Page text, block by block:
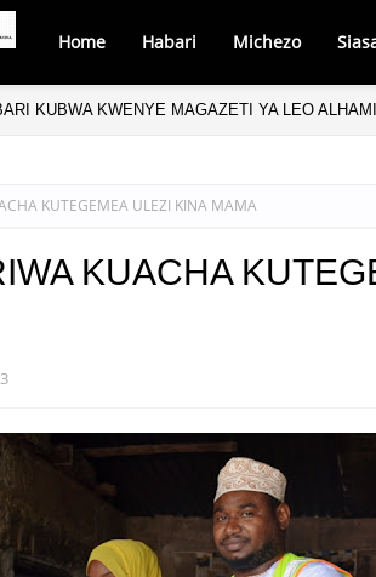
Home Habari Michezo
KUBWA KWENYE MAGAZETI YA LEO
KUTEGEMEA ULEZI KINA MAMA
KUACHA